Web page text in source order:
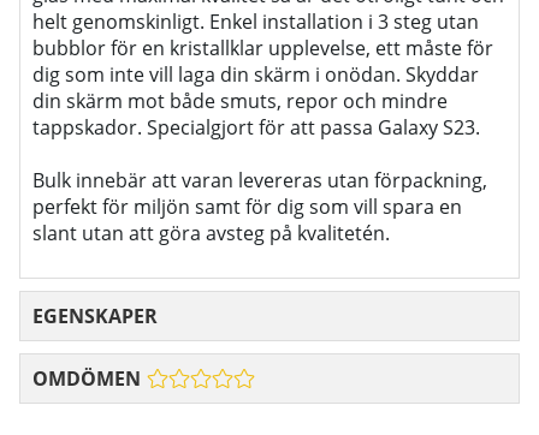
helt genomskinligt. Enkel installation i 3 steg utan
bubblor för en kristallklar upplevelse, ett måste för
dig som inte vill laga din skärm i onödan. Skyddar
din skärm mot både smuts, repor och mindre
tappskador. Specialgjort för att passa Galaxy S23.
Bulk innebär att varan levereras utan förpackning,
perfekt för miljön samt för dig som vill spara en
slant utan att göra avsteg på kvalitetén.
EGENSKAPER
OMDÖMEN